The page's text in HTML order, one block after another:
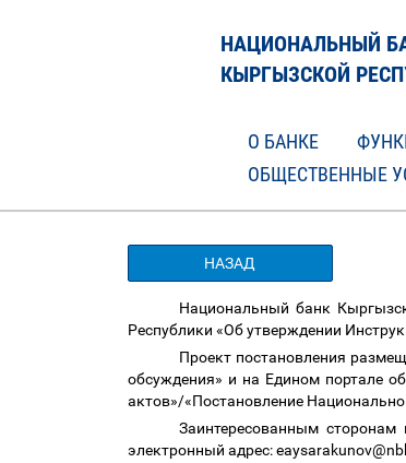
НАЦИОНАЛЬНЫЙ
КЫРГЫЗСКОЙ
О БАНКЕ
ОБЩЕСТВЕННЫЕ
НАЗАД
Национальный банк
Республики «Об утверждении
Проект постановления
обсуждения» и на Едином портале
актов»/«Постановление
Заинтересованным
электронный адрес: